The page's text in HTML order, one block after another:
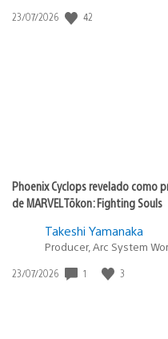
Data
23/07/2026 42
Phoenix Cyclops revelado como
de MARVEL Tōkon: Fighting Souls
Takeshi Yamanaka
Producer, Arc System
Data
23/07/2026 1 3